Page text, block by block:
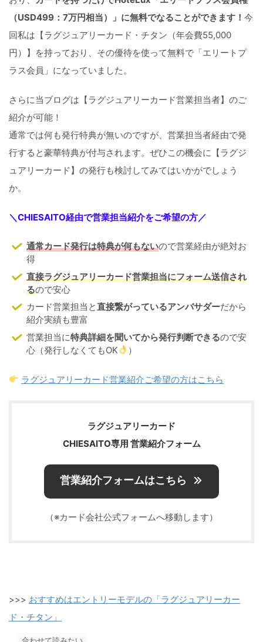
（USD499：7万円相当）」に無料でなることができます！ 今
回私は【ラグジュアリーカード・チタン（年会費55,000
円）】を持っており、その優待を使って無料で「エリートプ
ラス会員」になっていました。
さらに当ブログは【ラグジュアリーカード営業担当者】のご
紹介が可能！
通常では何も発行特典が無いのですが、営業担当者経由で発
行すると豪華特典が付与されます。ぜひこの機会に【ラグジ
ュアリーカード】の発行も検討してみてはいかがでしょう
か。
＼CHIESAITO経由で営業担当紹介をご希望の方／
通常カード発行は特典が何もないので営業経由が絶対お
得
直接ラグジュアリーカード営業担当にフォーム送信され
るので安心
カード営業担当と直接繋がっているアンバサダーだから
紹介実績も豊富
営業担当に特典詳細を聞いてから発行判断できるので安
心（発行しなくてもOK
）
ラグジュアリーカード営業紹介ご希望の方はこちら
ラグジュアリーカード
CHIESAITO専用 営業紹介フォーム
営業紹介フォームはこちら
（※カード会社公式フォームへ移動します）
>>> おすすめはエントリーモデルの「ラグジュアリーカー
ド・チタン」